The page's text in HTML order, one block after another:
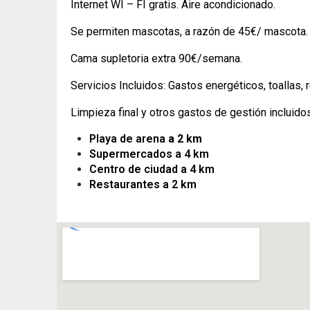
Internet WI – FI gratis. Aire acondicionado.
Se permiten mascotas, a razón de 45€/ mascota.
Cama supletoria extra 90€/semana.
Servicios Incluidos: Gastos energéticos, toallas,
Limpieza final y otros gastos de gestión
Playa de arena a 2 km
Supermercados a 4 km
Centro de ciudad a 4 km
Restaurantes a 2 km